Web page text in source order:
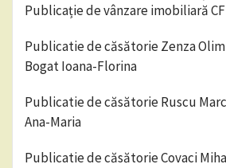
Publicație de vânzare imobiliară
Publicatie de căsătorie Zenza
Bogat Ioana-Florina
Publicatie de căsătorie Ruscu
Ana-Maria
Publicatie de căsătorie Covaci